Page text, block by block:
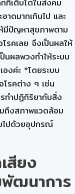
ที่เติบโตในสังคม
าดมากเกินไป และ
มีปัญหาสุขภาพตาม
โรคเลย จึงเป็นผลให้
นผลพวงทำให้ระบบ
งค่ะ *โดยระบบ
รคต่าง ๆ เช่น
ทำปฏิกิริยากับสิ่ง
ถึงสภาพแวดล้อม
ไปด้วยอุปกรณ์
สียง
พัฒนาการ